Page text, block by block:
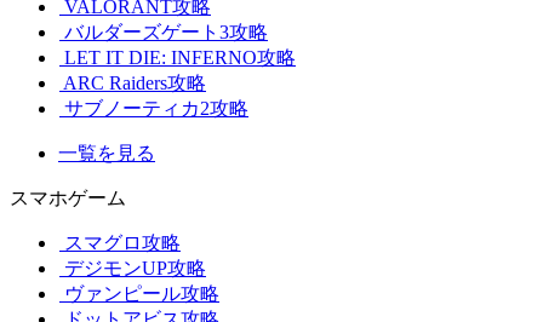
VALORANT攻略
バルダーズゲート3攻略
LET IT DIE: INFERNO攻略
ARC Raiders攻略
サブノーティカ2攻略
一覧を見る
スマホゲーム
スマグロ攻略
デジモンUP攻略
ヴァンピール攻略